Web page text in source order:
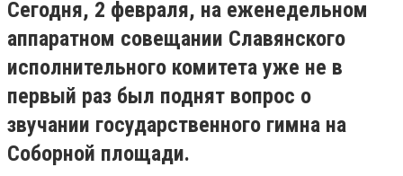
Сегодня, 2 февраля, на еженедельном
аппаратном совещании Славянского
исполнительного комитета уже не в
первый раз был поднят вопрос о
звучании государственного гимна на
Соборной площади.